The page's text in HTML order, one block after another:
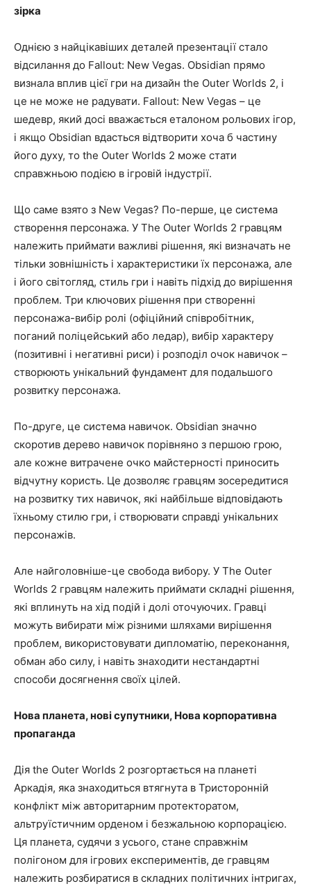
зірка
Однією з найцікавіших деталей презентації стало
відсилання до Fallout: New Vegas. Obsidian прямо
визнала вплив цієї гри на дизайн the Outer Worlds 2, і
це не може не радувати. Fallout: New Vegas – це
шедевр, який досі вважається еталоном рольових ігор,
і якщо Obsidian вдасться відтворити хоча б частину
його духу, то the Outer Worlds 2 може стати
справжньою подією в ігровій індустрії.
Що саме взято з New Vegas? По-перше, це система
створення персонажа. У The Outer Worlds 2 гравцям
належить приймати важливі рішення, які визначать не
тільки зовнішність і характеристики їх персонажа, але
і його світогляд, стиль гри і навіть підхід до вирішення
проблем. Три ключових рішення при створенні
персонажа-вибір ролі (офіційний співробітник,
поганий поліцейський або ледар), вибір характеру
(позитивні і негативні риси) і розподіл очок навичок –
створюють унікальний фундамент для подальшого
розвитку персонажа.
По-друге, це система навичок. Obsidian значно
скоротив дерево навичок порівняно з першою грою,
але кожне витрачене очко майстерності приносить
відчутну користь. Це дозволяє гравцям зосередитися
на розвитку тих навичок, які найбільше відповідають
їхньому стилю гри, і створювати справді унікальних
персонажів.
Але найголовніше-це свобода вибору. У The Outer
Worlds 2 гравцям належить приймати складні рішення,
які вплинуть на хід подій і долі оточуючих. Гравці
можуть вибирати між різними шляхами вирішення
проблем, використовувати дипломатію, переконання,
обман або силу, і навіть знаходити нестандартні
способи досягнення своїх цілей.
Нова планета, нові супутники, Нова корпоративна
пропаганда
Дія the Outer Worlds 2 розгортається на планеті
Аркадія, яка знаходиться втягнута в Тристоронній
конфлікт між авторитарним протекторатом,
альтруїстичним орденом і безжальною корпорацією.
Ця планета, судячи з усього, стане справжнім
полігоном для ігрових експериментів, де гравцям
належить розбиратися в складних політичних інтригах,